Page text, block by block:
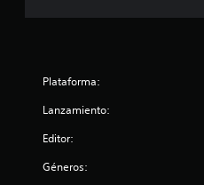
Plataforma:
Lanzamiento:
Editor:
Géneros: